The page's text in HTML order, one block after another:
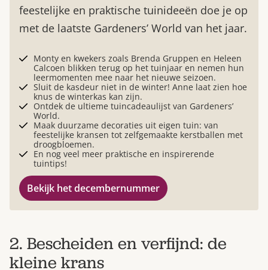
feestelijke en praktische tuinideeën doe je op
met de laatste Gardeners’ World van het jaar.
Monty en kwekers zoals Brenda Gruppen en Heleen
Calcoen blikken terug op het tuinjaar en nemen hun
leermomenten mee naar het nieuwe seizoen.
Sluit de kasdeur niet in de winter! Anne laat zien hoe
knus de winterkas kan zijn.
Ontdek de ultieme tuincadeaulijst van Gardeners’
World.
Maak duurzame decoraties uit eigen tuin: van
feestelijke kransen tot zelfgemaakte kerstballen met
droogbloemen.
En nog veel meer praktische en inspirerende
tuintips!
Bekijk het decembernummer
2. Bescheiden en verfijnd: de
kleine krans